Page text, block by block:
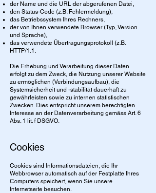
der Name und die URL der abgerufenen Datei,
den Status-Code (z.B. Fehlermeldung),
das Betriebssystem Ihres Rechners,
der von Ihnen verwendete Browser (Typ, Version
und Sprache),
das verwendete Übertragungsprotokoll (z.B.
HTTP/1.1.
Die Erhebung und Verarbeitung dieser Daten
erfolgt zu dem Zweck, die Nutzung unserer Website
zu ermöglichen (Verbindungsaufbau), die
Systemsicherheit und -stabilität dauerhaft zu
gewährleisten sowie zu internen statistischen
Zwecken. Dies entspricht unserem berechtigten
Interesse an der Datenverarbeitung gemäss Art. 6
Abs. 1 lit. f DSGVO.
Cookies
Cookies sind Informationsdateien, die Ihr
Webbrowser automatisch auf der Festplatte Ihres
Computers speichert, wenn Sie unsere
Internetseite besuchen.